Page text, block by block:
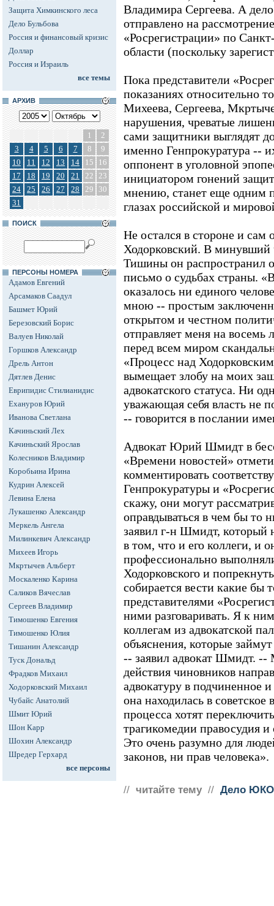
Защита Химкинского леса
Дело Бульбова
Россия и финансовый кризис
Доллар
Россия и Израиль
все темы
АРХИВ
1
2
3
4 5 6 7 8
9
10
11 12 13 14 15
16
17
18 19 20 21 22 23
24
25 26 27 28 29
30
31
ПОИСК
ПЕРСОНЫ НОМЕРА
Адамов Евгений
Арсамаков Саадул
Башмет Юрий
Березовский Борис
Валуев Николай
Горшков Александр
Дрель Антон
Дятлев Денис
Еврипидис Стилианидис
Ехануров Юрий
Иванова Светлана
Качиньский Лех
Качиньский Ярослав
Колесников Владимир
Коробьина Ирина
Кудрин Алексей
Левина Елена
Лукашенко Александр
Меркель Ангела
Милинкевич Александр
Михеев Игорь
Мкртычев Альберт
Москаленко Карина
Саликов Вячеслав
Сергеев Владимир
Тимошенко Евгения
Тимошенко Юлия
Тишанин Александр
Туск Дональд
Фрадков Михаил
Ходорковский Михаил
Чубайс Анатолий
Шмит Юрий
Шон Карр
Шохин Александр
Шредер Герхард
все персоны
Владимира Сергеева. А
отправлено на
«Росрегистрации» по
области (поскольку
Пока представители
показаниях относительно
Михеева, Сергеева,
нарушения, чреватые
сами защитники выглядят
именно Генпрокуратура --
оппонент в уголовной
инициатором гонений
мнению, станет еще одним
глазах российской и
Не остался в стороне и
Ходорковский. В минувший
Тишины он распространил
письмо о судьбах страны.
оказалось ни единого
мною -- простым
открытом и честном
отправляет меня на восемь
перед всем миром
«Процесс над
вымещает злобу на моих
адвокатского статуса. Ни
уважающая себя власть не
-- говорится в послании
Адвокат Юрий Шмидт в
«Времени новостей»
комментировать
Генпрокуратуры и
скажу, они могут
оправдываться в чем бы то
заявил г-н Шмидт, который
в том, что и его коллеги, и
профессионально
Ходорковского и
собирается вести какие бы
представителями
ними разговаривать. Я к
коллегам из адвокатской
объяснения, которые
-- заявил адвокат Шмидт. --
действия чиновников
адвокатуру в подчиненное
она находилась в
процесса хотят
трагикомедии правосудия и
Это очень разумно для
законов, ни прав человека».
// читайте тему // Дело